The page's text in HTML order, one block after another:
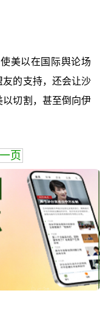
美以在国际舆论场
友的支持，还会让沙
切割，甚至倒向伊
一页